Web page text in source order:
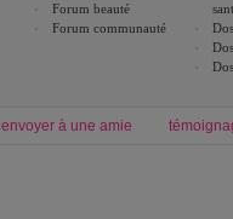
Forum beauté
Forum communauté
envoyer à une amie